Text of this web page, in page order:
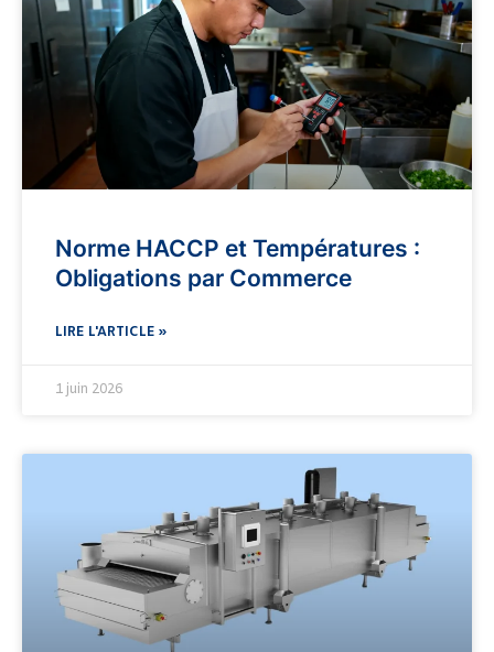
Norme HACCP et Températures :
Obligations par Commerce
LIRE L'ARTICLE »
1 juin 2026